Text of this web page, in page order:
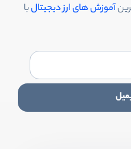
آموزش های ارز دیجیتالبا